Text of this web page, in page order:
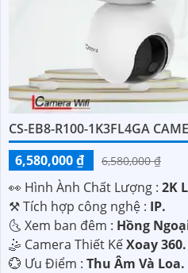
CS-EB8-R100-1K3FL4GA
6,580,000 ₫
6,580,000 ₫
️👀 Hình Ành Chất Lượng : 2K
⚒ Tích hợp công nghệ : IP.
🌜 Xem ban đêm : Hồng
🤹 Camera Thiết KếXoay 360.
️💮 Ưu Điểm : Thu Âm Và Loa.